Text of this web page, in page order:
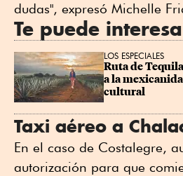
dudas", expresó Michelle
Te puede
LOS ESPECIALES
Ruta de
a la
cultural
Taxi aéreo a
En el caso de Costalegre,
autorización para que